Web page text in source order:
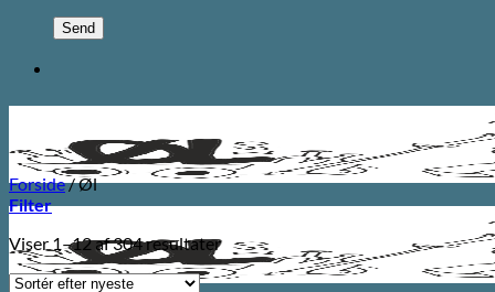
Forside/Øl
Filter
Viser 1–12 af 304 resultaterSorteret
efter
seneste